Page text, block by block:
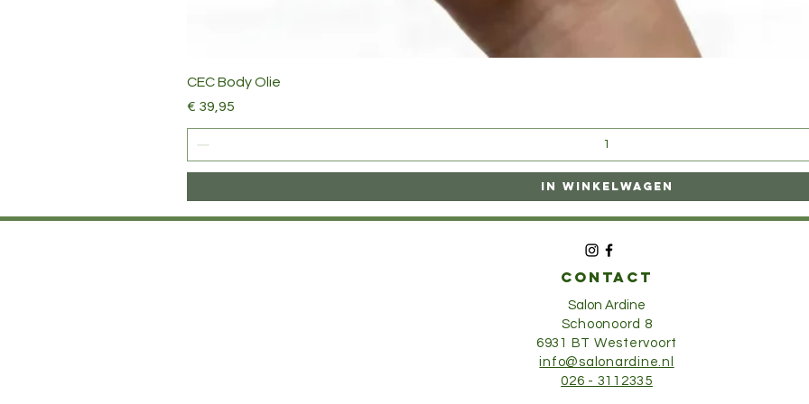
CEC Body Olie
Prijs
€ 39,95
In winkelwagen
CONTACT
Salon Ardine
Schoonoord 8
6931 BT Westervoort
info@salonardine.nl
026 - 3112335